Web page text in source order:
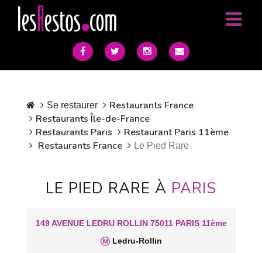
Se restaurer
Restaurants France
Restaurants Île-de-France
Restaurants Paris
Restaurant Paris 11ème
Restaurants France
Le Pied Rare
LE PIED RARE À PARIS
149 AVENUE LEDRU ROLLIN 75011 PARIS 11ème
Ledru-Rollin